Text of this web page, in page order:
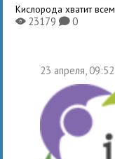
Кислорода хватит всем
X23179K0
23 апреля, 09:52